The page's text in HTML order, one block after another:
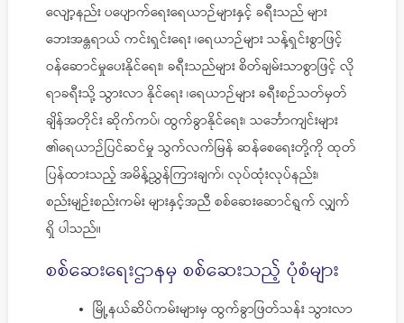
လျော့နည်း ပပျောက်ရေးရေယာဉ်များနှင့် ခရီးသည် များ
ဘေးအန္တရာယ် ကင်းရှင်းရေး ၊ရေယာဉ်များ သန့်ရှင်းစွာဖြင့်
ဝန်ဆောင်မှုပေးနိုင်ရေး၊ ခရီးသည်များ စိတ်ချမ်းသာစွာဖြင့် လို
ရာခရီးသို့ သွားလာ နိုင်ရေး ၊ရေယာဉ်များ ခရီးစဉ်သတ်မှတ်
ချိန်အတိုင်း ဆိုက်ကပ်၊ ထွက်ခွာနိုင်ရေး၊ သင်္ဘောကျင်းများ
၏ရေယာဉ်ပြင်ဆင်မှု သွက်လက်မြန် ဆန်စေရေးတို့ကို ထုတ်
ပြန်ထားသည့် အမိန့်ညွှန်ကြားချက်၊ လုပ်ထုံးလုပ်နည်း၊
စည်းမျဉ်းစည်းကမ်း များနှင့်အညီ စစ်ဆေးဆောင်ရွက် လျှက်
ရှိ ပါသည်။
စစ်ဆေးရေးဌာနမှ စစ်ဆေးသည့် ပုံစံများ
မြို့နယ်ဆိပ်ကမ်းများမှ ထွက်ခွာဖြတ်သန်း သွားလာ